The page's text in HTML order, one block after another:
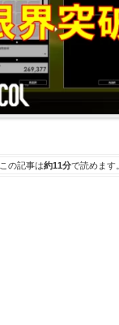
この記事は約11分で読めます。